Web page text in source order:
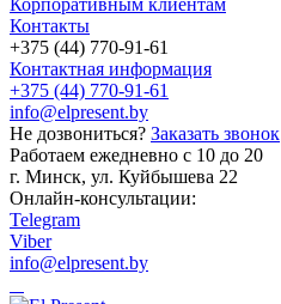
Корпоративным клиентам
Контакты
+375 (44) 770-91-61
Контактная информация
+375 (44) 770-91-61
info@elpresent.by
Не дозвониться? Заказать звонок
Работаем ежедневно c 10 до 20
г. Минск, ул. Куйбышева 22
Онлайн-консультации:
Telegram
Viber
info@elpresent.by